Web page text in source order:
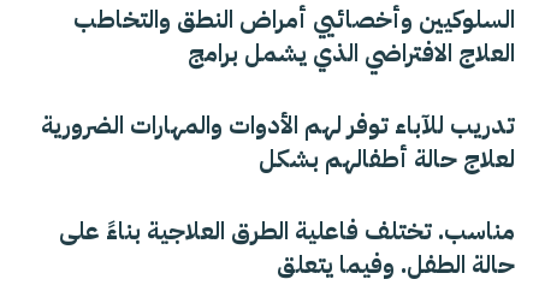
السلوكيين وأخصائيي أمراض النطق والتخاطب
العلاج الافتراضي الذي يشمل برامج
تدريب للآباء توفر لهم الأدوات والمهارات الضرورية
لعلاج حالة أطفالهم بشكل
مناسب. تختلف فاعلية الطرق العلاجية بناءً على
حالة الطفل. وفيما يتعلق